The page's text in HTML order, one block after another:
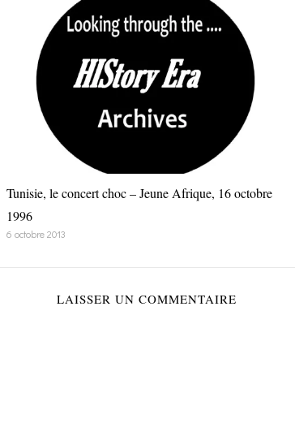
Tunisie, le concert choc – Jeune Afrique, 16 octobre
1996
6 octobre 2013
LAISSER UN COMMENTAIRE